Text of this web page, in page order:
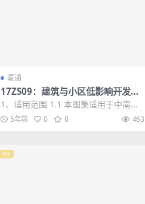
暖通
17ZS09：建筑与小区低影响开发雨
水控制与利用
1、适用范围 1.1 本图集适用于中南地
区新建、改建和扩建建筑与小区的雨水
控制与...
5年前 0 0 463
VIP